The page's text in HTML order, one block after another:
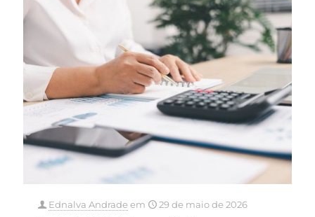
Ednalva Andrade em
29 de maio de 2026